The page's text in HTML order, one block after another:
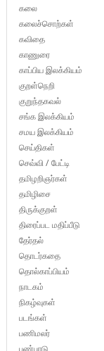
கலை
கலைச்சொற்கள்
கவிதை
காணுரை
காப்பிய இலக்கியம்
குறள்நெறி
குறுந்தகவல்
சங்க இலக்கியம்
சமய இலக்கியம்
செய்திகள்
செவ்வி / பேட்டி
தமிழறிஞர்கள்
தமிழிசை
திருக்குறள்
திரைப்பட மதிப்பீடு
தேர்தல்
தொடர்கதை
தொல்காப்பியம்
நாடகம்
நிகழ்வுகள்
படங்கள்
பணிமலர்
பண்பாடு